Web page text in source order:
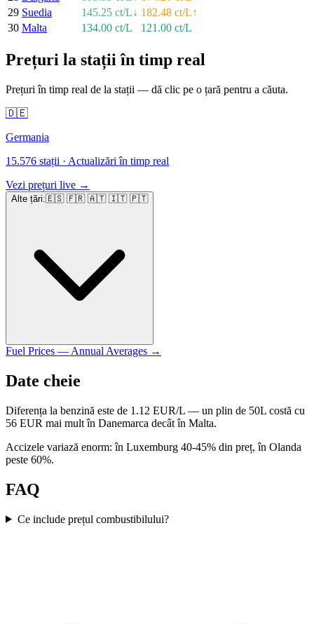
29 Suedia 145.25 ct/L↓ 182.48 ct/L↑
30 Malta 134.00 ct/L 121.00 ct/L
Prețuri la stații în timp real
Prețuri în timp real de la stații — dă clic pe o țară pentru a căuta.
🇩🇪
Germania
15.576 stații · Actualizări în timp real
Vezi prețuri live →
Alte țări:🇪🇸 🇫🇷 🇦🇹 🇮🇹 🇵🇹
Fuel Prices — Annual Averages →
Date cheie
Diferența la benzină este de 1.12 EUR/L — un plin de 50L costă cu
56 EUR mai mult în Danemarca decât în Malta.
Accizele variază enorm: în Luxemburg 40-45% din preț, în Olanda
peste 60%.
FAQ
Ce include prețul combustibilului?